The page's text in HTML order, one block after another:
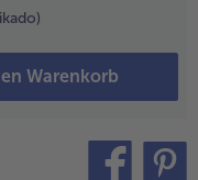
nach Wahl
Warenkorb